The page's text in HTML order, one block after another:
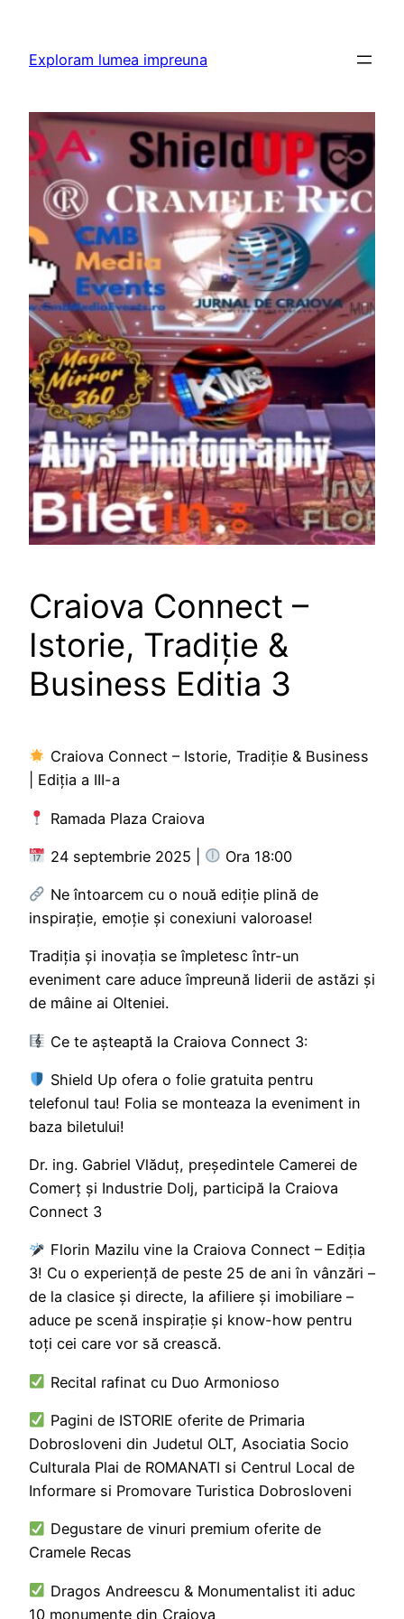
content
Exploram lumea impreuna
Craiova Connect –
Istorie, Tradiție &
Business Editia 3
Craiova Connect – Istorie, Tradiție & Business
| Ediția a III-a
Ramada Plaza Craiova
24 septembrie 2025 | Ora 18:00
Ne întoarcem cu o nouă ediție plină de
inspirație, emoție și conexiuni valoroase!
Tradiția și inovația se împletesc într-un
eveniment care aduce împreună liderii de astăzi și
de mâine ai Olteniei.
Ce te așteaptă la Craiova Connect 3:
Shield Up ofera o folie gratuita pentru
telefonul tau! Folia se monteaza la eveniment in
baza biletului!
Dr. ing. Gabriel Vlăduț, președintele Camerei de
Comerț și Industrie Dolj, participă la Craiova
Connect 3
Florin Mazilu vine la Craiova Connect – Ediția
3! Cu o experiență de peste 25 de ani în vânzări –
de la clasice și directe, la afiliere și imobiliare –
aduce pe scenă inspirație și know-how pentru
toți cei care vor să crească.
Recital rafinat cu Duo Armonioso
Pagini de ISTORIE oferite de Primaria
Dobrosloveni din Judetul OLT, Asociatia Socio
Culturala Plai de ROMANATI si Centrul Local de
Informare si Promovare Turistica Dobrosloveni
Degustare de vinuri premium oferite de
Cramele Recas
Dragos Andreescu & Monumentalist iti aduc
10 monumente din Craiova